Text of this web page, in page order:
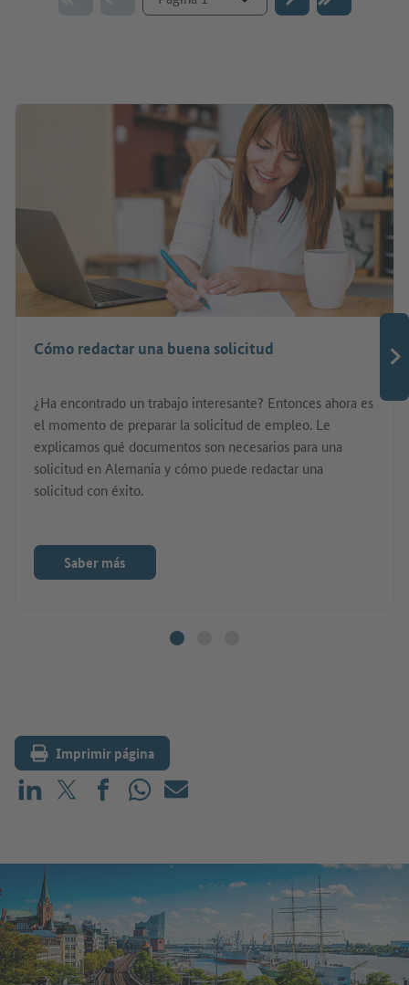
Cómo redactar una buena solicitud
¿Ha encontrado un trabajo interesante? Entonces ahora es
el momento de preparar la solicitud de empleo. Le
explicamos qué documentos son necesarios para una
solicitud en Alemania y cómo puede redactar una
solicitud con éxito.
Saber más
Imprimir página
Compartir en LinkedIn
Compartir en X (antes: Twitter)
Compartir en Facebook
Compartir en WhatsApp
Correo electrónico